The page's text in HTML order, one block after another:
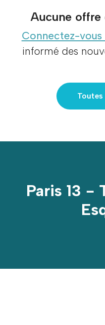
Aucune
Connectez-vous
informé des
Paris 13 -